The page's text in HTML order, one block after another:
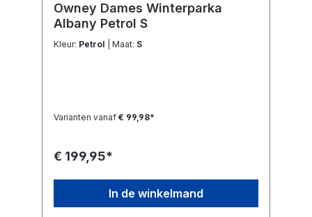
Owney Dames Winterparka
Albany Petrol S
Kleur: Petrol | Maat: S
Varianten vanaf € 99,98*
€ 199,95*
In de winkelmand